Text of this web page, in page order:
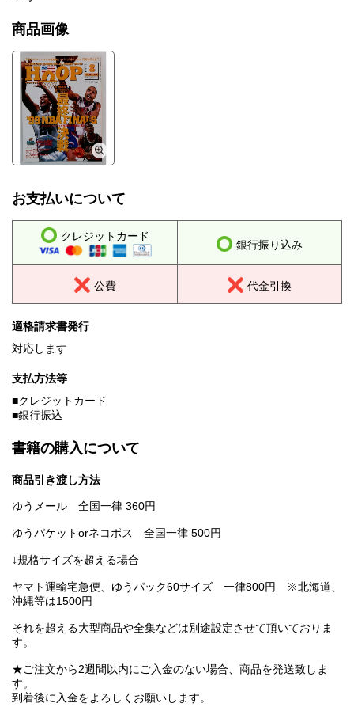
商品画像
お支払いについて
クレジットカード
銀行振り込み
公費 代金引換
適格請求書発行
対応します
支払方法等
■クレジットカード
■銀行振込
書籍の購入について
商品引き渡し方法
ゆうメール 全国一律 360円
ゆうパケットorネコポス 全国一律 500円
↓規格サイズを超える場合
ヤマト運輸宅急便、ゆうパック60サイズ 一律800円 ※北海道、
沖縄等は1500円
それを超える大型商品や全集などは別途設定させて頂いておりま
す。
★ご注文から2週間以内にご入金のない場合、商品を発送致しま
す。
到着後に入金をよろしくお願いします。